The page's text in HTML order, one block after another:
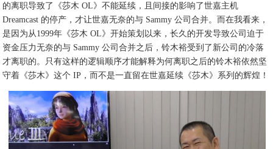
的离职导致了《莎木 OL》不能延续，且间接的影响了世嘉主机
Dreamcast 的停产，才让世嘉无奈的与 Sammy 公司合并。而在我看来，
是因为从1999年《莎木 OL》开始策划以来，长久的开发导致公司迫于
资金压力无奈的与 Sammy 公司合并之后，铃木裕受到了新公司的冷落
才离职的。只有这样的逻辑顺序才能解释为何离职之后的铃木裕依然坚
守着《莎木》这个 IP，而不是一直留在世嘉延续《莎木》系列的辉煌！